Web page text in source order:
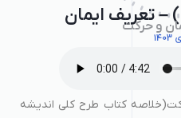
– تعریف ایمان
و حرکت
کتاب طرح کلی اندیشه